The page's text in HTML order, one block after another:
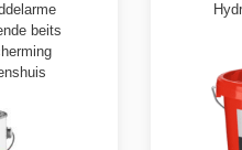
beits